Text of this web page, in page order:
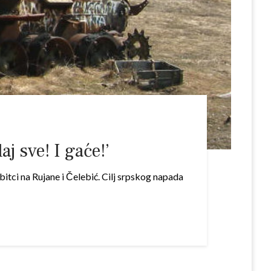
sve! I gaće!’
na Rujane i Čelebić. Cilj srpskog napada